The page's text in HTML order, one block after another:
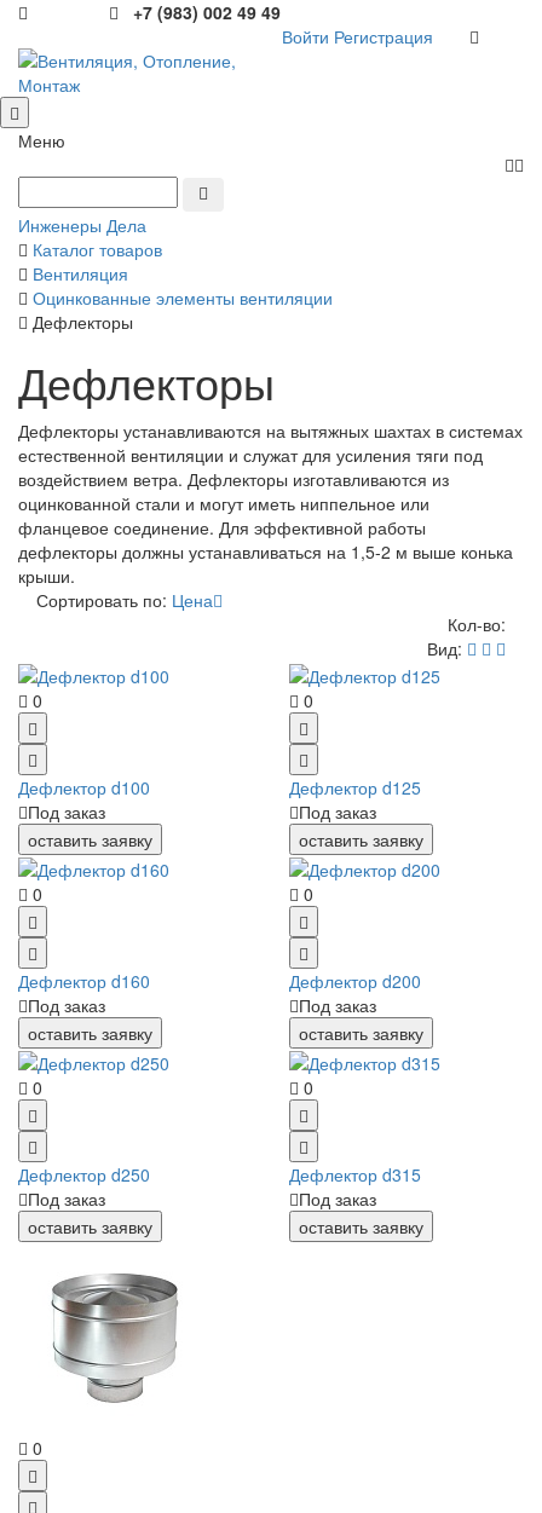
+7 (983) 002 49 49
Войти Регистрация
Меню
Инженеры Дела
Каталог товаров
Вентиляция
Оцинкованные элементы вентиляции
Дефлекторы
Дефлекторы
Дефлекторы устанавливаются на вытяжных шахтах в системах
естественной вентиляции и служат для усиления тяги под
воздействием ветра. Дефлекторы изготавливаются из
оцинкованной стали и могут иметь ниппельное или
фланцевое соединение. Для эффективной работы
дефлекторы должны устанавливаться на 1,5-2 м выше конька
крыши.
Сортировать по: Цена
Кол-во:
Вид:
0
Дефлектор d100
Под заказ
оставить заявку
0
Дефлектор d125
Под заказ
оставить заявку
0
Дефлектор d160
Под заказ
оставить заявку
0
Дефлектор d200
Под заказ
оставить заявку
0
Дефлектор d250
Под заказ
оставить заявку
0
Дефлектор d315
Под заказ
оставить заявку
0